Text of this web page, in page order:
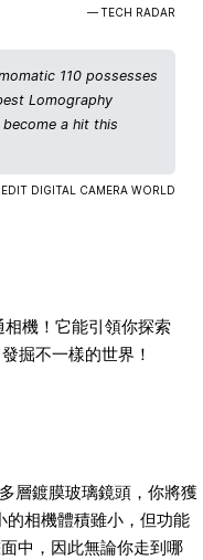
— TECH RADAR
110 possesses
Lomography
a hit this
DIGITAL CAMERA WORLD
機！它能引領你探索
掘不一樣的世界！
層鍍膜玻璃鏡頭，你將獲
的相機體積雖小，但功能
中，因此無論你走到哪